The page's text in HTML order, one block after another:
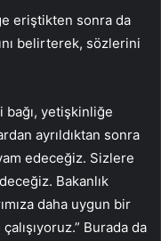
eriştikten sonra da
belirterek, sözlerini
yetişkinliğe
ayrıldıktan sonra
edeceğiz. Sizlere
Bakanlık
daha uygun bir
Burada da